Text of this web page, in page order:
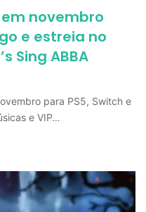
em novembro
e estreia no
Sing ABBA
para PS5, Switch e
e VIP…